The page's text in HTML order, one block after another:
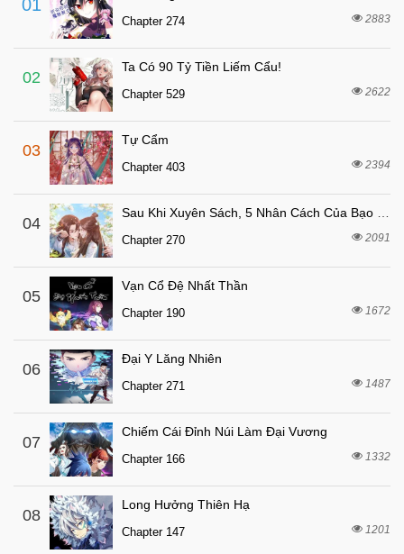
Chapter 111
Chapter 110
Chapter 109 7 tháng trước
Chapter 108
Chapter 107
Chapter 106
Chapter 105 7 tháng trước
Chapter 104 7 tháng trước
Chapter 103
Chapter 102 7 tháng trước
Chapter 101
Chapter 100 7 tháng trước
Chapter 99
Chapter 98
Chapter 97 7 tháng trước
Chapter 96
Chapter 95 7 tháng trước
Chapter 94
Chapter 93
01
Chapter 274 2883
02
Ta Có 90 Tỷ Tiền Liếm Cẩu!
Chapter 529 2622
03
Tự Cẩm
Chapter 403 2394
04
Chapter 270 2091
05
Vạn Cổ Đệ Nhất Thần
Chapter 190 1672
06
Đại Y Lăng Nhiên
Chapter 271 1487
07
Chiếm Cái Đỉnh Núi Làm Đại Vương
Chapter 166 1332
08
Long Hưởng Thiên Hạ
Chapter 147 1201